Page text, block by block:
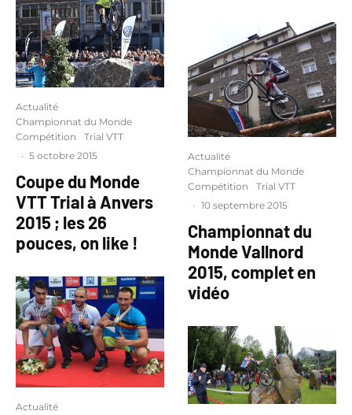
Actualité
Championnat du Monde
Compétition
Trial VTT
· 5 octobre 2015
Coupe du Monde
VTT Trial à Anvers
2015 ; les 26
pouces, on like !
Actualité
Actualité
Championnat du Monde
Compétition
Trial VTT
· 10 septembre 2015
Championnat du
Monde Vallnord
2015, complet en
vidéo